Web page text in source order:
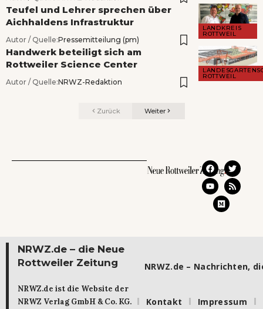
LANDKREIS
ROTTWEIL
Teufel und Lehrer sprechen über
Aichhaldens Infrastruktur
Autor / Quelle:Pressemitteilung (pm)
ROTTWEIL
Handwerk beteiligt sich am
Rottweiler Science Center
Autor / Quelle:NRWZ-Redaktion
Zurück Weiter
NRWZ.de – die Neue
Rottweiler Zeitung
NRWZ.de ist die Website der
NRWZ Verlag GmbH & Co. KG.
NRWZ.de – Nachrichten,
Kontakt Impressum